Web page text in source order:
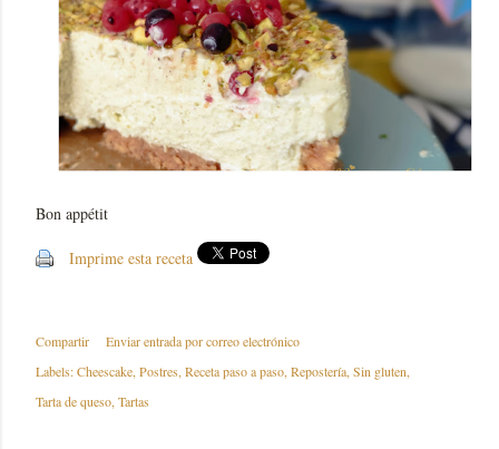
Bon appétit
Imprime esta receta
Compartir
Enviar entrada por correo electrónico
Labels:Cheescake Postres Receta paso a paso Repostería Sin gluten
Tarta de queso Tartas